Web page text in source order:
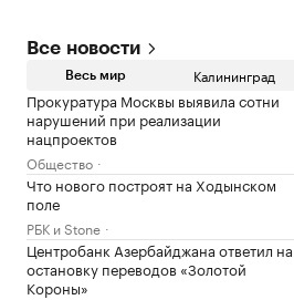
Все новости
Весь мир Калининград
Прокуратура Москвы выявила сотни
нарушений при реализации
нацпроектов
Общество
Что нового построят на Ходынском
поле
РБК и Stone
Центробанк Азербайджана ответил на
остановку переводов «Золотой
Короны»